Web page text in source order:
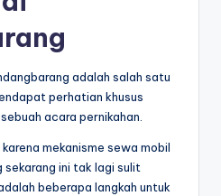
adalah salah satu
perhatian khusus
acara pernikahan.
mekanisme sewa mobil
sekarang ini tak lagi sulit
beberapa langkah untuk